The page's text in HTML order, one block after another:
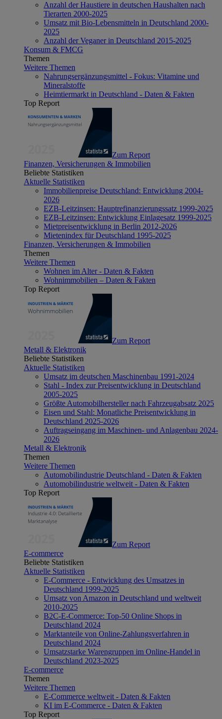
Anzahl der Haustiere in deutschen Haushalten nach
Tierarten 2000-2025
Umsatz mit Bio-Lebensmitteln in Deutschland 2000-
2025
Anzahl der Veganer in Deutschland 2015-2025
Konsum & FMCG
Themen
Weitere Themen
Nahrungsergänzungsmittel - Fokus: Vitamine und
Mineralstoffe
Heimtiermarkt in Deutschland - Daten & Fakten
Top Report
Zum Report
Finanzen, Versicherungen & Immobilien
Beliebte Statistiken
Aktuelle Statistiken
Immobilienpreise Deutschland: Entwicklung 2004-
2026
EZB-Leitzinsen: Hauptrefinanzierungssatz 1999-2025
EZB-Leitzinsen: Entwicklung Einlagesatz 1999-2025
Mietpreisentwicklung in Berlin 2012-2026
Mietenindex für Deutschland 1995-2025
Finanzen, Versicherungen & Immobilien
Themen
Weitere Themen
Wohnen im Alter - Daten & Fakten
Wohnimmobilien – Daten & Fakten
Top Report
Zum Report
Metall & Elektronik
Beliebte Statistiken
Aktuelle Statistiken
Umsatz im deutschen Maschinenbau 1991-2024
Stahl - Index zur Preisentwicklung in Deutschland
2005-2025
Größte Automobilhersteller nach Fahrzeugabsatz 2025
Eisen und Stahl: Monatliche Preisentwicklung in
Deutschland 2025-2026
Auftragseingang im Maschinen- und Anlagenbau 2024-
2026
Metall & Elektronik
Themen
Weitere Themen
Automobilindustrie Deutschland - Daten & Fakten
Automobilindustrie weltweit - Daten & Fakten
Top Report
Zum Report
E-commerce
Beliebte Statistiken
Aktuelle Statistiken
E-Commerce - Entwicklung des Umsatzes in
Deutschland 1999-2025
Umsatz von Amazon in Deutschland und weltweit
2010-2025
B2C-E-Commerce: Top-50 Online Shops in
Deutschland 2024
Marktanteile von Online-Zahlungsverfahren in
Deutschland 2024
Umsatzstarke Warengruppen im Online-Handel in
Deutschland 2023-2025
E-commerce
Themen
Weitere Themen
E-Commerce weltweit - Daten & Fakten
KI im E-Commerce - Daten & Fakten
Top Report